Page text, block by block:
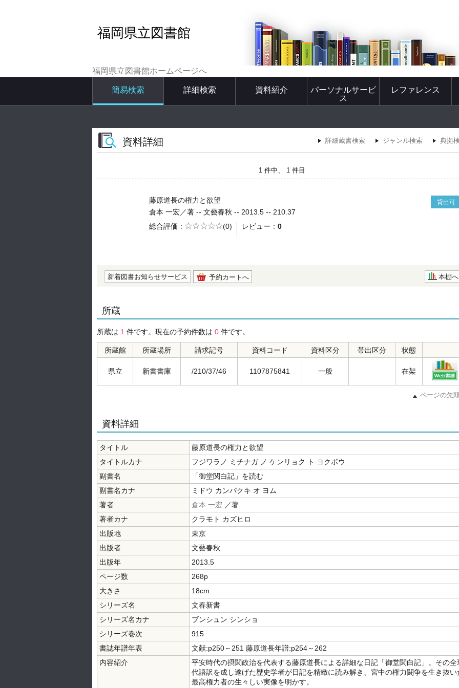
福岡県立図書館
福岡県立図書館ホームページへ
簡易検索 詳細検索 資料紹介
パーソナルサービ
ス
レファレンス
資料詳細 詳細蔵書検索 ジャンル検索 典拠
1 件中、 1 件目
藤原道長の権力と欲望 貸出可
倉本 一宏／著 -- 文藝春秋 -- 2013.5 -- 210.37
総合評価
5段階評価
(0) レビュー 0
新着図書お知らせサービス 予約カートへ 本棚へ
所蔵
所蔵は 1 件です。現在の予約件数は 0 件です。
所蔵館 所蔵場所 請求記号 資料コード 資料区分 帯出区分 状態
県立 新書書庫 /210/37/46 1107875841 一般 在架
ページの先
資料詳細
タイトル
藤原道長の権力と欲望
タイトルカナ
フジワラノ ミチナガ ノ ケンリョク ト ヨクボウ
副書名
「御堂関白記」を読む
副書名カナ
ミドウ カンパクキ オ ヨム
著者
倉本 一宏 ／著
著者カナ
クラモト カズヒロ
出版地
東京
出版者
文藝春秋
出版年
2013.5
ページ数
268p
大きさ
18cm
シリーズ名
文春新書
シリーズ名カナ
ブンシュン シンショ
シリーズ巻次
915
書誌年譜年表
文献:p250～251 藤原道長年譜:p254～262
内容紹介
平安時代の摂関政治を代表する藤原道長による詳細な日記「御堂関白記」。その全
代語訳を成し遂げた歴史学者が日記を精緻に読み解き、宮中の権力闘争を生き抜い
最高権力者の生々しい実像を明かす。